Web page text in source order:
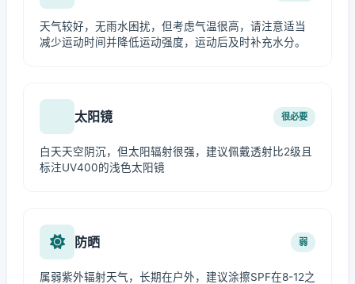
天气较好，无雨水困扰，但考虑气温很高，请注意适当
减少运动时间并降低运动强度，运动后及时补充水分。
太阳镜 很必要
白天天空阴沉，但太阳辐射很强，建议佩戴透射比2级且
标注UV400的浅色太阳镜
防晒 弱
属弱紫外辐射天气，长期在户外，建议涂擦SPF在8-12之